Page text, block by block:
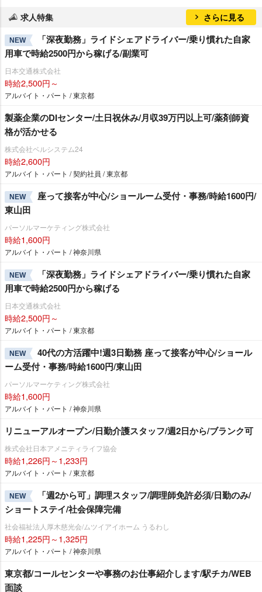
求人特集 さらに見る
NEW
「深夜勤務」ライドシェアドライバー/乗り慣れた自家
用車で時給2500円から稼げる/副業可
日本交通株式会社
時給2,500円～
アルバイト・パート / 東京都
製薬企業のDIセンター/土日祝休み/月収39万円以上可/薬剤師資
格が活かせる
株式会社ベルシステム24
時給2,600円
アルバイト・パート / 契約社員 / 東京都
NEW
座って接客が中心/ショールーム受付・事務/時給1600円/
東山田
パーソルマーケティング株式会社
時給1,600円
アルバイト・パート / 神奈川県
NEW
「深夜勤務」ライドシェアドライバー/乗り慣れた自家
用車で時給2500円から稼げる
日本交通株式会社
時給2,500円～
アルバイト・パート / 東京都
NEW
40代の方活躍中!週3日勤務 座って接客が中心/ショール
ーム受付・事務/時給1600円/東山田
パーソルマーケティング株式会社
時給1,600円
アルバイト・パート / 神奈川県
リニューアルオープン/日勤介護スタッフ/週2日から/ブランク可
株式会社日本アメニティライフ協会
時給1,226円～1,233円
アルバイト・パート / 東京都
NEW
「週2から可」調理スタッフ/調理師免許必須/日勤のみ/
ショートステイ/社会保障完備
社会福祉法人厚木慈光会/ムツイアイホーム うるわし
時給1,225円～1,325円
アルバイト・パート / 神奈川県
東京都/コールセンターや事務のお仕事紹介します/駅チカ/WEB
面談